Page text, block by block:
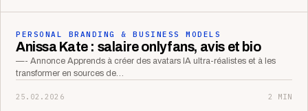
PERSONAL BRANDING & BUSINESS MODELS
Anissa Kate : salaire onlyfans, avis et bio
—- Annonce Apprends à créer des avatars IA ultra-réalistes et à les
transformer en sources de…
25.02.2026 2 MIN